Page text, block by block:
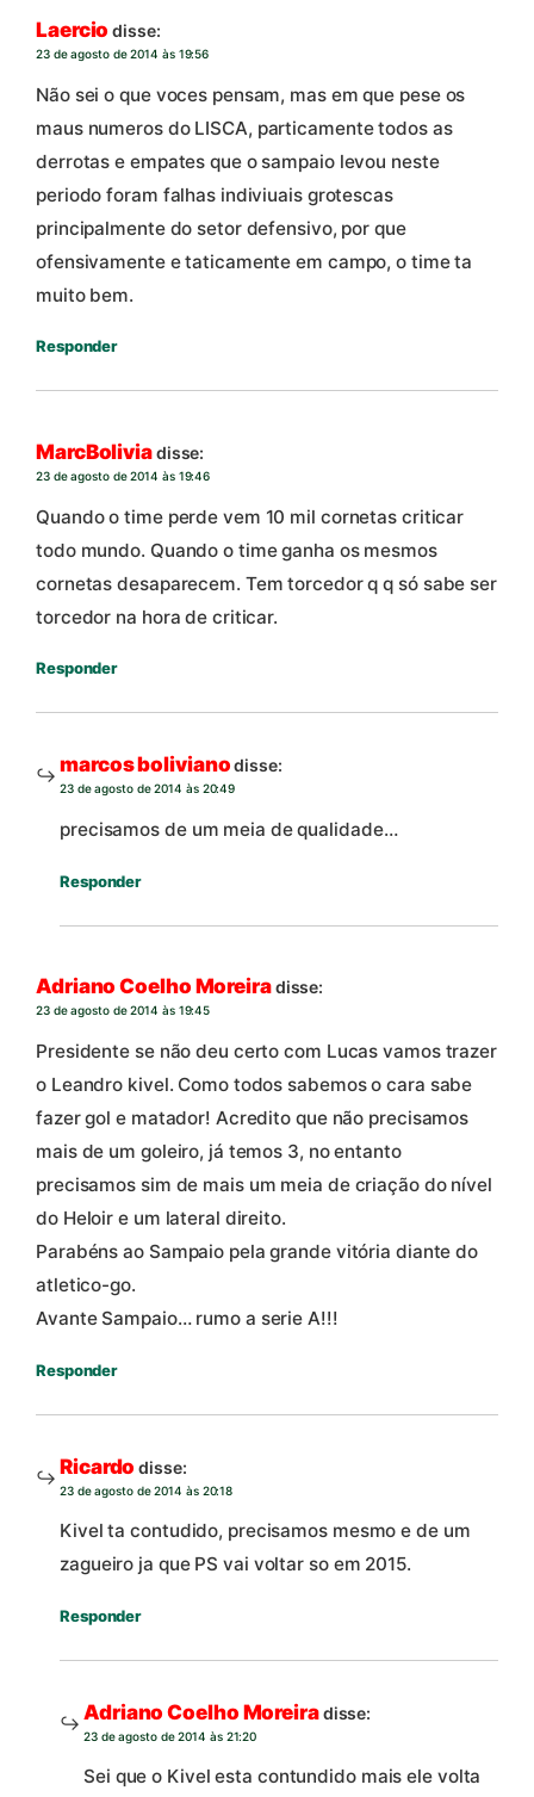
Laercio disse:
23 de agosto de 2014 às 19:56
Não sei o que voces pensam, mas em que pese os
maus numeros do LISCA, particamente todos as
derrotas e empates que o sampaio levou neste
periodo foram falhas indiviuais grotescas
principalmente do setor defensivo, por que
ofensivamente e taticamente em campo, o time ta
muito bem.
Responder
MarcBoliviadisse:
23 de agosto de 2014 às 19:46
Quando o time perde vem 10 mil cornetas criticar
todo mundo. Quando o time ganha os mesmos
cornetas desaparecem. Tem torcedor q q só sabe ser
torcedor na hora de criticar.
Responder
marcos bolivianodisse:
23 de agosto de 2014 às 20:49
precisamos de um meia de qualidade…
Responder
Adriano Coelho Moreiradisse:
23 de agosto de 2014 às 19:45
Presidente se não deu certo com Lucas vamos trazer
o Leandro kivel. Como todos sabemos o cara sabe
fazer gol e matador! Acredito que não precisamos
mais de um goleiro, já temos 3, no entanto
precisamos sim de mais um meia de criação do nível
do Heloir e um lateral direito.
Parabéns ao Sampaio pela grande vitória diante do
atletico-go.
Avante Sampaio… rumo a serie A!!!
Responder
Ricardo disse:
23 de agosto de 2014 às 20:18
Kivel ta contudido, precisamos mesmo e de um
zagueiro ja que PS vai voltar so em 2015.
Responder
Adriano Coelho Moreiradisse:
23 de agosto de 2014 às 21:20
Sei que o Kivel esta contundido mais ele volta